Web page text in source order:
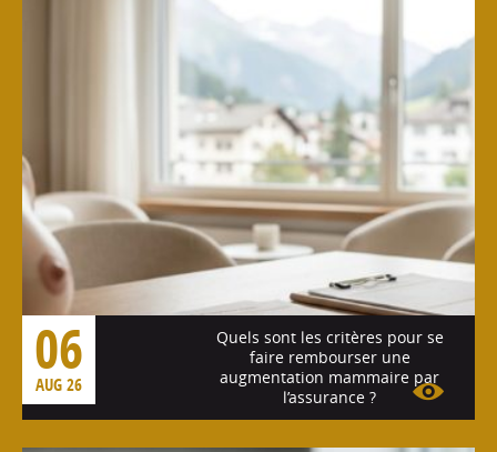
06
AUG 26
Quels sont les critères pour se
faire rembourser une
augmentation mammaire par
l’assurance ?
Voir l'article